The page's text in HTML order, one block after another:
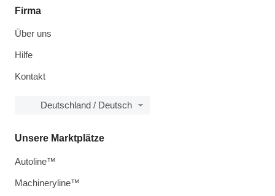
Firma
Über uns
Hilfe
Kontakt
Deutschland / Deutsch
Unsere Marktplätze
Autoline™
Machineryline™